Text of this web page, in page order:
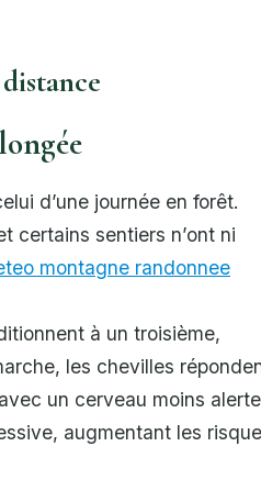
d’une journée en forêt.
certains sentiers n’ont ni
montagne randonnee
à un troisième,
les chevilles
un cerveau moins
augmentant les